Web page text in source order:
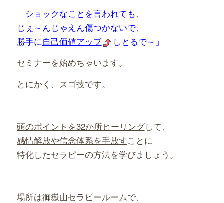
「ショックなことを言われても、
じぇ～んじゃえん傷つかないで、
勝手に自己価値アップ
しとるで～」
セミナーを始めちゃいます。
とにかく、スゴ技です。
頭のポイントを32か所ヒーリングして、
感情解放や信念体系を手放すことに
特化したセラピーの方法を学びましょう。
場所は御嶽山セラピールームで、